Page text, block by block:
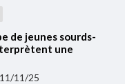
de jeunes sourds-
une
au festival TI-I
11/11/25